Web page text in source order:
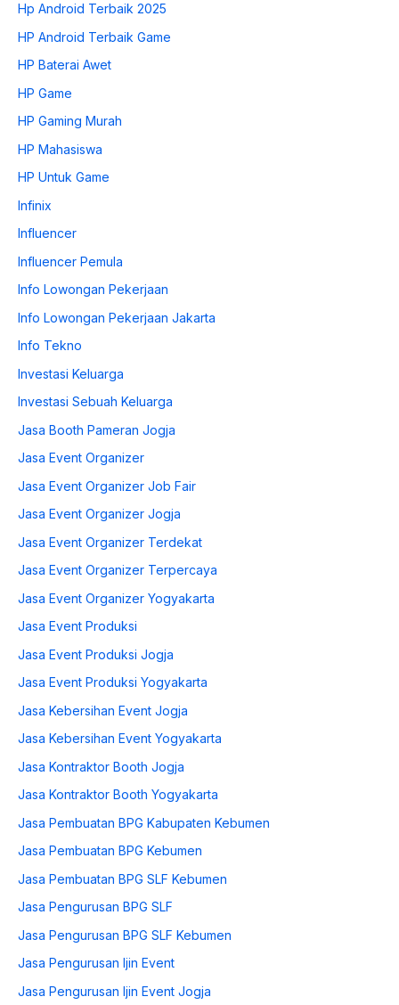
Hp Android Terbaik 2025
HP Android Terbaik Game
HP Baterai Awet
HP Game
HP Gaming Murah
HP Mahasiswa
HP Untuk Game
Infinix
Influencer
Influencer Pemula
Info Lowongan Pekerjaan
Info Lowongan Pekerjaan Jakarta
Info Tekno
Investasi Keluarga
Investasi Sebuah Keluarga
Jasa Booth Pameran Jogja
Jasa Event Organizer
Jasa Event Organizer Job Fair
Jasa Event Organizer Jogja
Jasa Event Organizer Terdekat
Jasa Event Organizer Terpercaya
Jasa Event Organizer Yogyakarta
Jasa Event Produksi
Jasa Event Produksi Jogja
Jasa Event Produksi Yogyakarta
Jasa Kebersihan Event Jogja
Jasa Kebersihan Event Yogyakarta
Jasa Kontraktor Booth Jogja
Jasa Kontraktor Booth Yogyakarta
Jasa Pembuatan BPG Kabupaten Kebumen
Jasa Pembuatan BPG Kebumen
Jasa Pembuatan BPG SLF Kebumen
Jasa Pengurusan BPG SLF
Jasa Pengurusan BPG SLF Kebumen
Jasa Pengurusan Ijin Event
Jasa Pengurusan Ijin Event Jogja